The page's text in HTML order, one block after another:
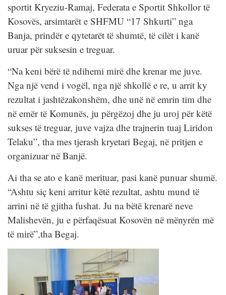
sportit Kryeziu-Ramaj, Federata e Sportit Shkollor të
Kosovës, arsimtarët e SHFMU “17 Shkurti” nga
Banja, prindër e qytetarët të shumtë, të cilët i kanë
uruar për suksesin e treguar.
“Na keni bërë të ndihemi mirë dhe krenar me juve.
Nga një vend i vogël, nga një shkollë e re, u arrit ky
rezultat i jashtëzakonshëm, dhe unë në emrin tim dhe
në emër të Komunës, ju përgëzoj dhe ju uroj për këtë
sukses të treguar, juve vajza dhe trajnerin tuaj Liridon
Telaku”, tha mes tjerash kryetari Begaj, në pritjen e
organizuar në Banjë.
Ai tha se ato e kanë merituar, pasi kanë punuar shumë.
“Ashtu siç keni arritur këtë rezultat, ashtu mund të
arrini në të gjitha fushat. Ju na bëtë krenarë neve
Malishevën, ju e përfaqësuat Kosovën në mënyrën më
të mirë”,tha Begaj.